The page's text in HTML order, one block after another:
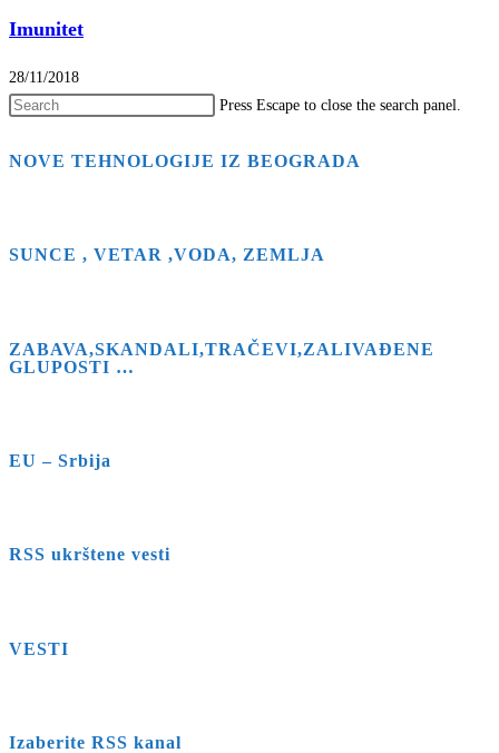
Imunitet
28/11/2018
Press Escape to close the search panel.
NOVE TEHNOLOGIJE IZ BEOGRADA
SUNCE , VETAR ,VODA, ZEMLJA
ZABAVA,SKANDALI,TRAČEVI,ZALIVAĐENE
GLUPOSTI …
EU – Srbija
RSS ukrštene vesti
VESTI
Izaberite RSS kanal